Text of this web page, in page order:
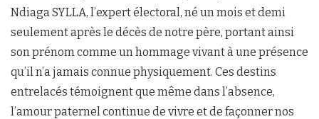
Ndiaga SYLLA, l’expert électoral, né un mois et demi
seulement après le décès de notre père, portant ainsi
son prénom comme un hommage vivant à une présence
qu’il n’a jamais connue physiquement. Ces destins
entrelacés témoignent que même dans l’absence,
l’amour paternel continue de vivre et de façonner nos